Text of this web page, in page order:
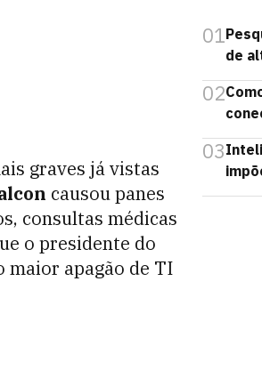
graves já vistas
causou panes
consultas médicas
o presidente do
maior apagão de TI
01
de
02
03